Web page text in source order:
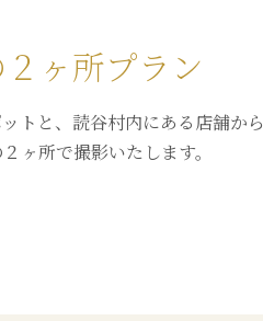
ヶ所プラン
トと、読谷村内にある店舗から
ヶ所で撮影いたします。